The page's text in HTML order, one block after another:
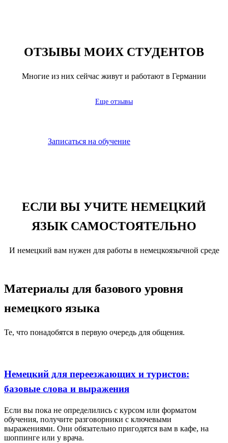
ОТЗЫВЫ МОИХ СТУДЕНТОВ
Многие из них сейчас живут и работают в Германии
Еще отзывы
Записаться на обучение
ЕСЛИ ВЫ УЧИТЕ НЕМЕЦКИЙ
ЯЗЫК САМОСТОЯТЕЛЬНО
И немецкий вам нужен для работы в немецкоязычной среде
Материалы для базового уровня
немецкого языка
Те, что понадобятся в первую очередь для общения.
Немецкий для переезжающих и туристов:
базовые слова и выражения
Если вы пока не определились с курсом или форматом
обучения, получите разговорники с ключевыми
выражениями. Они обязательно пригодятся вам в кафе, на
шоппинге или у врача.